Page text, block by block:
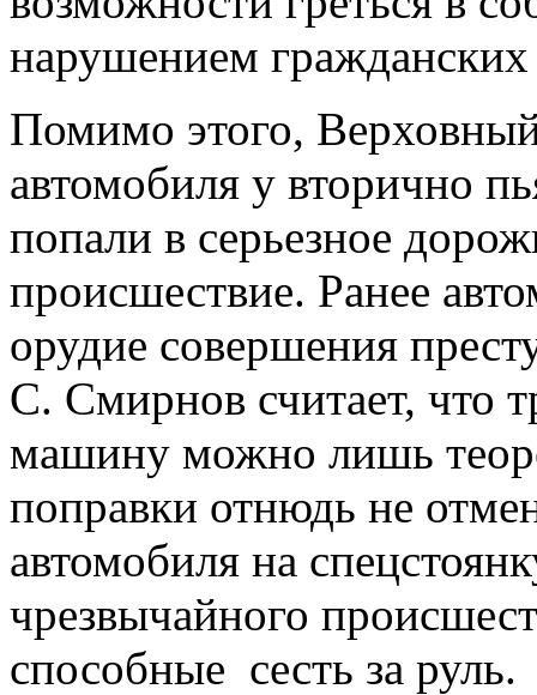
нарушением гражданских
Помимо этого,
автомобиля у вторично
попали в серьезное
происшествие. Ранее
орудие совершения
С. Смирнов считает, что
машину можно лишь
поправки отнюдь не
автомобиля на
чрезвычайного
способные сесть за руль.